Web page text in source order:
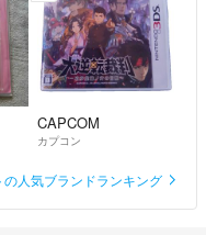
CAPCOM
カプコン
人気ブランドランキング